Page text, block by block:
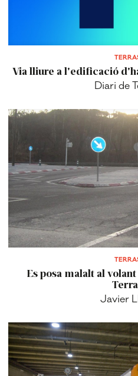
Via lliure a l'edificació
Diari de
Es posa malalt al
Javier